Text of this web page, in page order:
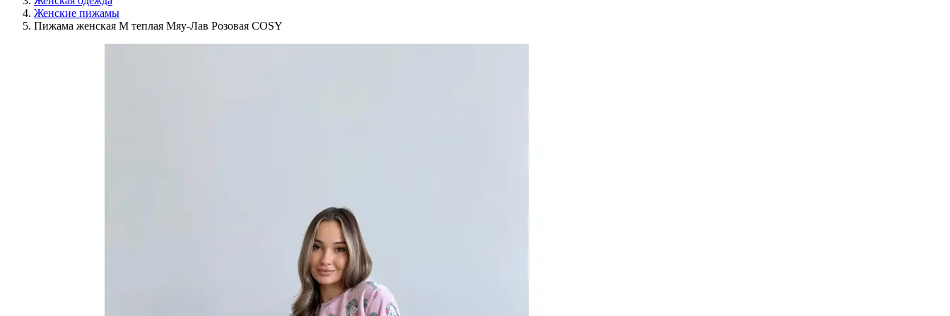
Женские пижамы
Пижама женская M теплая Мяу-Лав Розовая COSY